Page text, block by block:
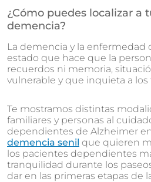
¿Cómo puedes localizar a
demencia?
La demencia y la enfermedad
estado que hace que la
recuerdos ni memoria,
vulnerable y que inquieta a los
Te mostramos distintas
familiares y personas al
dependientes de Alzheimer
demencia senil que quieren
los pacientes dependientes
tranquilidad durante los
dar en las primeras etapas de